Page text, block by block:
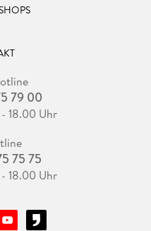
79 00
18.00 Uhr
75 75
18.00 Uhr